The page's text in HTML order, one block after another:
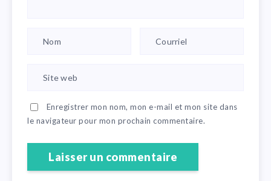
Enregistrer mon nom, mon e-mail et mon site dans
le navigateur pour mon prochain commentaire.